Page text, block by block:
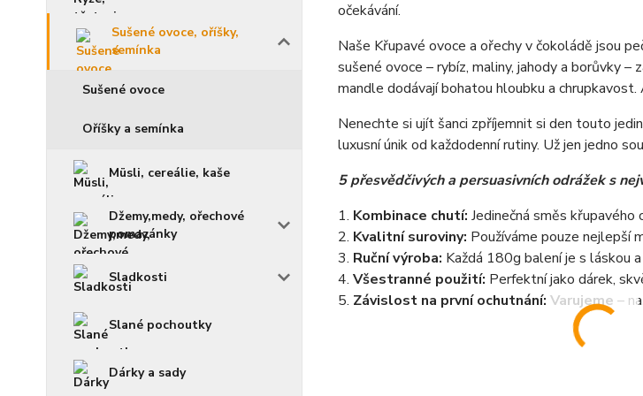
Sušené ovoce, oříšky,
semínka
Sušené ovoce
Oříšky a semínka
Müsli, cereálie, kaše
Džemy,medy, ořechové
pomazánky
Sladkosti
Slané pochoutky
Dárky a sady
očekávání.
Naše Křupavé ovoce a ořechy v čokoládě jsou
sušené ovoce – rybíz, maliny, jahody a borůvky
mandle dodávají bohatou hloubku a
Nenechte si ujít šanci zpříjemnit si den touto
luxusní únik od každodenní rutiny. Už jen jedno
5 přesvědčivých a persuasivních odrážek s
1. Kombinace chutí: Jedinečná směs
2. Kvalitní suroviny: Používáme pouze nejlepší
3. Ruční výroba: Každá 180g balení je s láskou
4. Všestranné použití: Perfektní jako dárek,
5. Závislost na první ochutnání: Varujeme –